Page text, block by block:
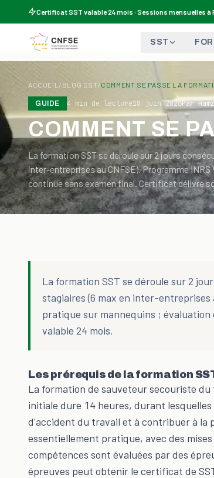
Aller au contenuCertificat SST valable 24 mois · Sessions mensuelles à
SST
ACCUEIL / BLOG SST /COMMENT SE PASSE LA
GUIDE 4 min de lecture18 juin 2026Par
COMMENT SE
La formation SST se déroule sur 2 jours
inter-entreprises au CNFSE). Programme
continue sans examen final. Certificat délivré
La formation SST se déroule sur 2
stagiaires (6 max en inter-entreprises
pratique sur mannequins ;
valable 24 mois.
Les prérequis de la formation
La formation de sauveteur secouriste du
initiale dure 14 heures, durant
d'accident du travail et à contribuer à la
essentiellement pratique, avec des
compétences sont évaluées par des
épreuves peut obtenir le certificat de